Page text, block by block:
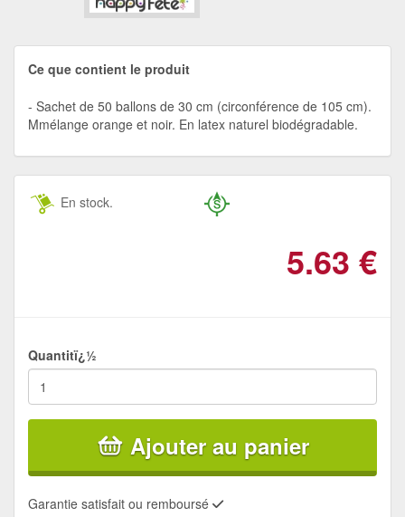
Ce que contient le produit
Sachet de 50 ballons de 30 cm (circonférence de 105 cm).
Mmélange orange et noir. En latex naturel biodégradable.
En stock.
5.63 €
Quantitï¿½
Ajouter au panier
Garantie satisfait ou remboursé